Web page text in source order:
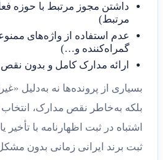
داشتن مجوز مرتبط با حوزه
مرتبط)
عدم استفاده از واژه‌های
گمراه‌کننده و…)
ارائه مدارک کامل و بدون
بسیاری از پرونده‌ها نه به‌دلیل
بلکه به‌خاطر نقص مدارک، انتخاب
اشتباه در ثبت اظهارنامه با
ثبت برند ایرانی زمانی بدون